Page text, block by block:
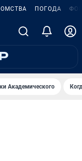
ПОГОДА
Академического